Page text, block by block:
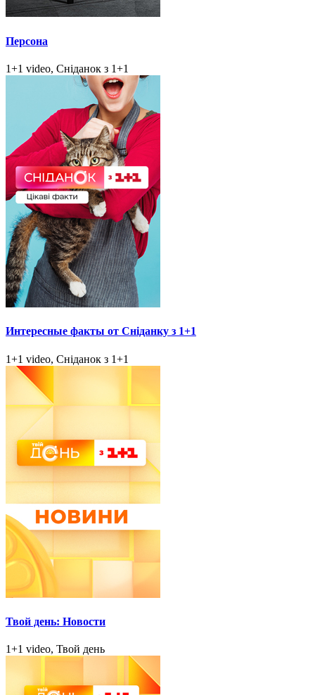
Персона
1+1 video, Сніданок з 1+1
Интересные факты от Сніданку з 1+1
1+1 video, Сніданок з 1+1
Твой день: Новости
1+1 video, Твой день